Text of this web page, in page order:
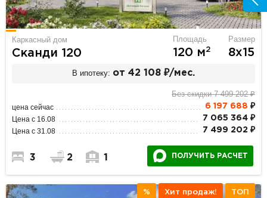
Каркасный дом
Сканди 120
Площадь
120 м2
Размер
8х15
В ипотеку: от 42 108 ₽/мес.
Без скидки 7 499 202 ₽
цена сейчас 6 197 688 ₽
Цена с 16.08 7 065 364 ₽
Цена с 31.08 7 499 202 ₽
3 2 1 ПОЛУЧИТЬ РАСЧЕТ
% Хит продаж! ТОП